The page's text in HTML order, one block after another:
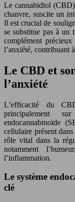
Le cannabidiol
chanvre, suscite un
Il est crucial de
se substitue pas à un
complément
l’anxiété, contribuant
Le CBD et
l’anxiété
L’efficacité du
principalement
endocannabinoïde
cellulaire présent
rôle vital dans la
notamment
l’inflammation.
Le système
clé